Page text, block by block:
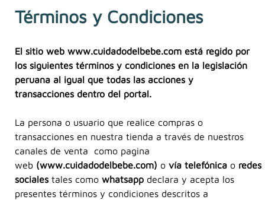
Términos y Condiciones
El sitio web www.cuidadodelbebe.com está regido por
los siguientes términos y condiciones en la legislación
peruana al igual que todas las acciones y
transacciones dentro del portal.
La persona o usuario que realice compras o
transacciones en nuestra tienda a través de nuestros
canales de venta como pagina
web (www.cuidadodelbebe.com) o vía telefónica o redes
sociales tales como whatsapp declara y acepta los
presentes términos y condiciones descritos a